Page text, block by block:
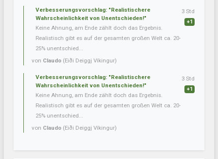
Verbesserungsvorschlag: "Realistischere
Wahrscheinlichkeit von Unentschieden!"
Keine Ahnung, am Ende zählt doch das Ergebnis.
Realistisch gibt es auf der gesamten großen Welt ca. 20-
25% unentschied...
von Claudo (Eiði Deiggj Víkingur)
3 Std
+1
Verbesserungsvorschlag: "Realistischere
Wahrscheinlichkeit von Unentschieden!"
Keine Ahnung, am Ende zählt doch das Ergebnis.
Realistisch gibt es auf der gesamten großen Welt ca. 20-
25% unentschied...
von Claudo (Eiði Deiggj Víkingur)
3 Std
+1